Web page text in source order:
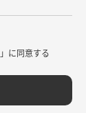
」に同意する